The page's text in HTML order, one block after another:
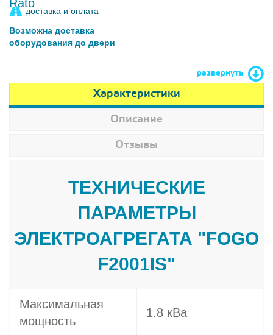
доставка и оплата
Возможна доставка
оборудования до двери
развернуть
Характеристики
Описание
Отзывы
ТЕХНИЧЕСКИЕ
ПАРАМЕТРЫ
ЭЛЕКТРОАГРЕГАТА "FOGO
F2001IS"
Максимальная
мощность
1.8 кВа